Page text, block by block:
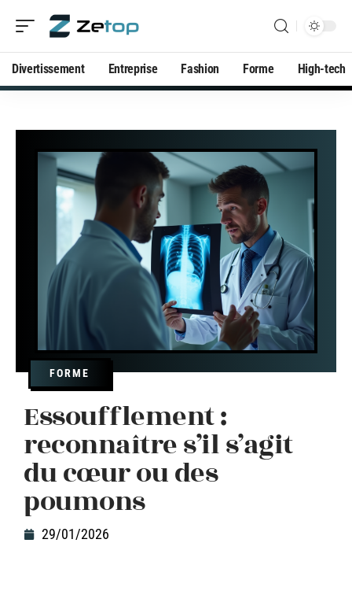
Divertissement Entreprise Fashion Forme High-tech
FORME
Essoufflement :
reconnaître s’il s’agit
du cœur ou des
poumons
29/01/2026